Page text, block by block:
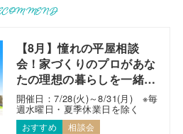
【8月】憧れの平屋相談
会！家づくりのプロがあな
たの理想の暮らしを一緒に
考えます！
開催日：7/28(火)～8/31(月) ※毎
週水曜日・夏季休業日を除く
おすすめ 相談会